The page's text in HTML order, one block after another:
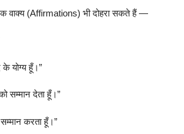
वाक्य (Affirmations) भी दोहरा सकते हैं —
योग्य हूँ।”
सम्मान देता हूँ।”
करता हूँ।”